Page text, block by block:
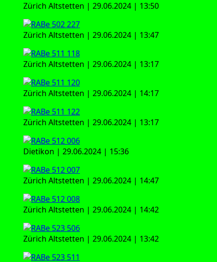
Zürich Alt­stet­ten | 29.06.2024 | 13:50
Zürich Alt­stet­ten | 29.06.2024 | 13:47
Zürich Alt­stet­ten | 29.06.2024 | 13:17
Zürich Alt­stet­ten | 29.06.2024 | 14:17
Zürich Alt­stet­ten | 29.06.2024 | 13:17
Die­ti­kon | 29.06.2024 | 15:36
Zürich Alt­stet­ten | 29.06.2024 | 14:47
Zürich Alt­stet­ten | 29.06.2024 | 14:42
Zürich Alt­stet­ten | 29.06.2024 | 13:42